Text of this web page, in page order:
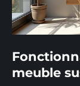
meuble